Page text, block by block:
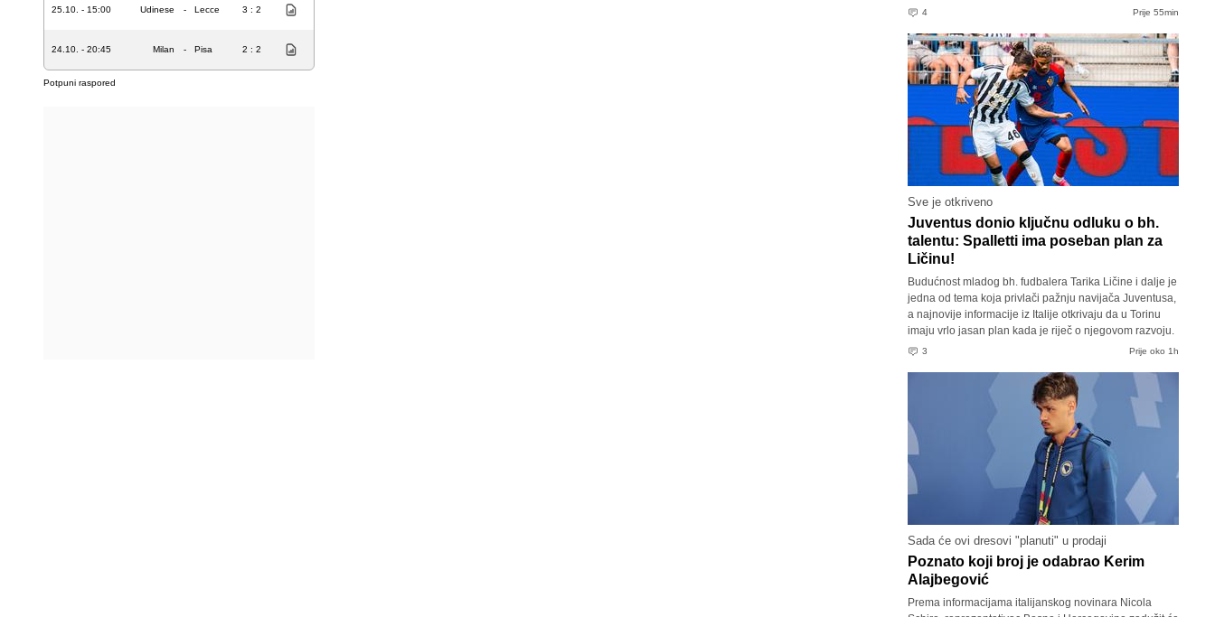
25.10. - 15:00 Udinese - Lecce 3 : 2
24.10. - 20:45 Milan - Pisa 2 : 2
Potpuni raspored
4 Prije 55min
Sve je otkriveno
Juventus donio ključnu odluku o bh.
talentu: Spalletti ima poseban plan za
Ličinu!
Budućnost mladog bh. fudbalera Tarika Ličine i dalje je
jedna od tema koja privlači pažnju navijača Juventusa,
a najnovije informacije iz Italije otkrivaju da u Torinu
imaju vrlo jasan plan kada je riječ o njegovom razvoju.
3 Prije oko 1h
Sada će ovi dresovi "planuti" u prodaji
Poznato koji broj je odabrao Kerim
Alajbegović
Prema informacijama italijanskog novinara Nicola